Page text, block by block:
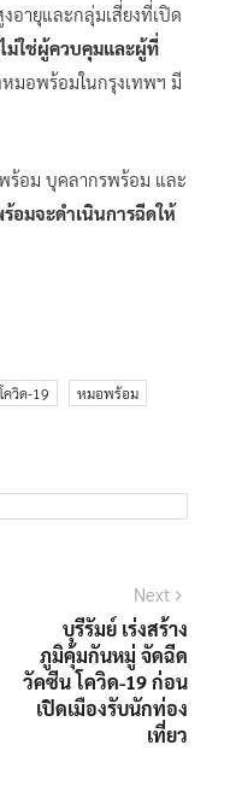
อายุและกลุ่มเสี่ยงที่เปิด
ม่ใช่ผู้ควบคุมและผู้ที่
มอพร้อมในกรุงเทพฯ มี
อม บุคลากรพร้อม และ
มจะดำเนินการฉีดให้
ควิด-19
หมอพร้อม
Next
บุรีรัมย์ เร่งสร้าง
ภูมิคุ้มกันหมู่ จัดฉีด
วัคซีน โควิด-19 ก่อน
เปิดเมืองรับนักท่อง
เที่ยว